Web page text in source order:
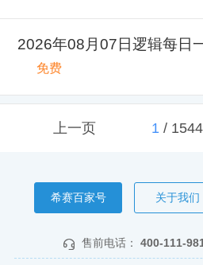
2026年08月07日逻辑每日
免费
上一页 1/ 1544
希赛百家号 关于我们
售前电话： 400-111-